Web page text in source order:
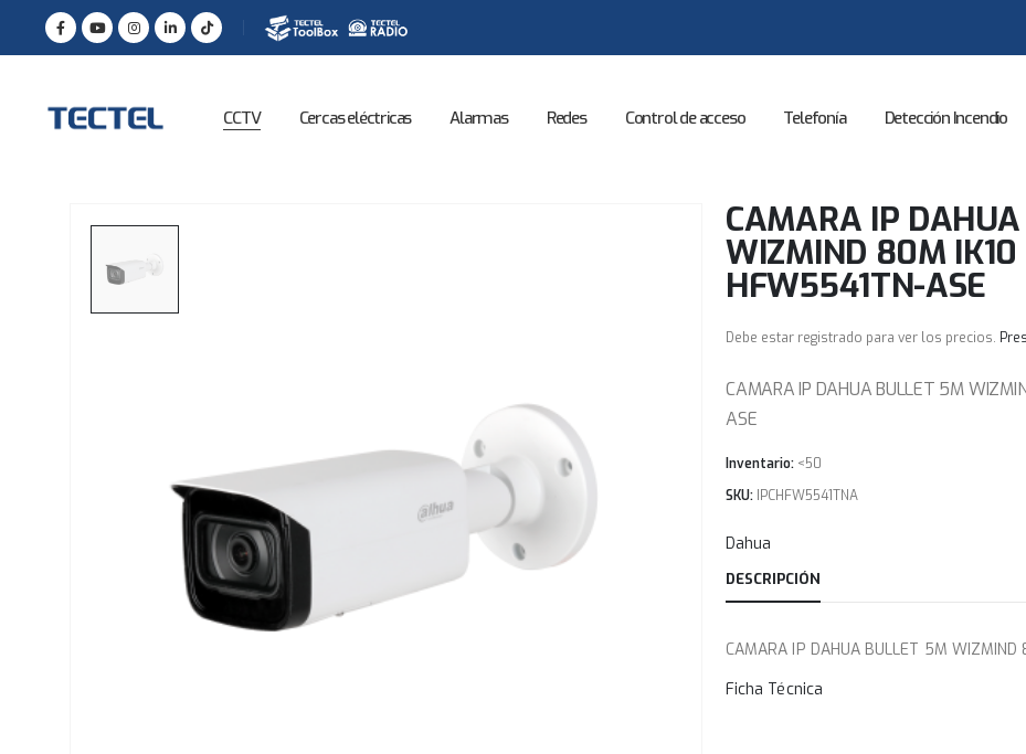
CCTV Cercas eléctricas Alarmas Redes Control de acceso Telefonía Detección Incendio
CAMARA IP
WIZMIND 80M IK10
HFW5541TN-ASE
Debe estar registrado para ver los precios.
CAMARA IP DAHUA BULLET 5M
ASE
Inventario: <50
SKU: IPCHFW5541TNA
Dahua
DESCRIPCIÓN
CAMARA IP DAHUA BULLET 5M
Ficha Técnica